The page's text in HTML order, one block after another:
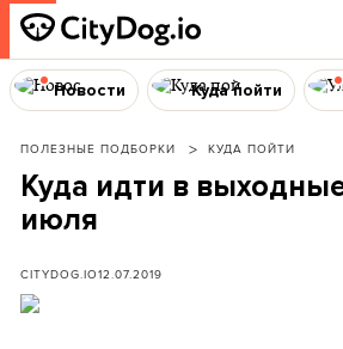
Новости Куда пойти
ПОЛЕЗНЫЕ ПОДБОРКИ КУДА ПОЙТИ
Куда идти в
июля
CITYDOG.IO12.07.2019